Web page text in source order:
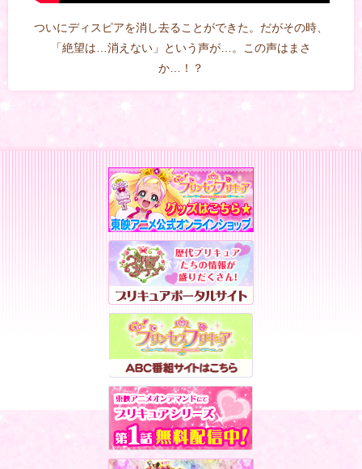
ついにディスピアを消し去ることができた。だがその時、
「絶望は…消えない」という声が…。この声はまさ
か…！？